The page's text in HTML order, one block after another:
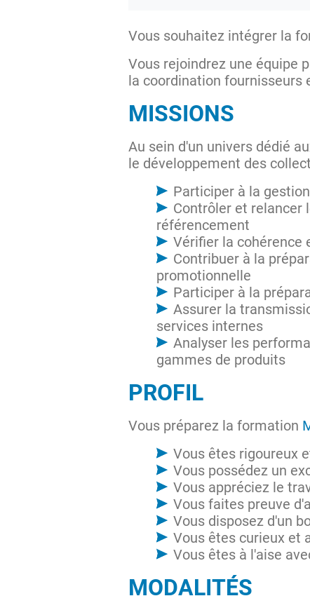
Vous souhaitez intégrer la
Vous rejoindrez une équipe
la coordination fournisseurs
MISSIONS
Au sein d'un univers dédié
le développement des
Participer à la
Contrôler et relancer
référencement
Vérifier la cohérence
Contribuer à la
promotionnelle
Participer à la
Assurer la
services internes
Analyser les
gammes de produits
PROFIL
Vous préparez la formation
Vous êtes rigoureux
Vous possédez un
Vous appréciez le
Vous faites preuve
Vous disposez d'un
Vous êtes curieux et
Vous êtes à l'aise
MODALITÉS